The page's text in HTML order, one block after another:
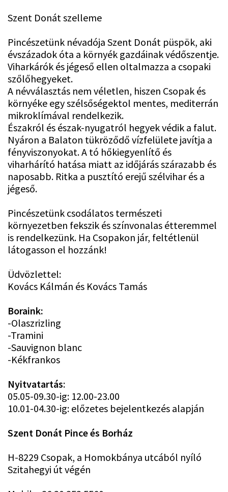
Szent Donát szelleme
Pincészetünk névadója Szent Donát püspök, aki
évszázadok óta a környék gazdáinak védőszentje.
Viharkárók és jégeső ellen oltalmazza a csopaki
szőlőhegyeket.
A névválasztás nem véletlen, hiszen Csopak és
környéke egy szélsőségektol mentes, mediterrán
mikroklímával rendelkezik.
Északról és észak-nyugatról hegyek védik a falut.
Nyáron a Balaton tükröződő vízfelülete javítja a
fényviszonyokat. A tó hőkiegyenlítő és
viharhárító hatása miatt az időjárás szárazabb és
naposabb. Ritka a pusztító erejű szélvihar és a
jégeső.
Pincészetünk csodálatos természeti
környezetben fekszik és színvonalas étteremmel
is rendelkezünk. Ha Csopakon jár, feltétlenül
látogasson el hozzánk!
Üdvözlettel:
Kovács Kálmán és Kovács Tamás
Boraink:
-Olaszrizling
-Tramini
-Sauvignon blanc
-Kékfrankos
Nyitvatartás:
05.05-09.30-ig: 12.00-23.00
10.01-04.30-ig: előzetes bejelentkezés alapján
Szent Donát Pince és Borház
H-8229 Csopak, a Homokbánya utcából nyíló
Szitahegyi út végén